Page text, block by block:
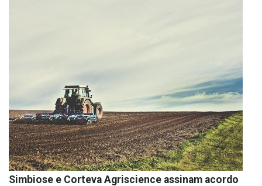
Simbiose e Corteva Agriscience assinam acordo